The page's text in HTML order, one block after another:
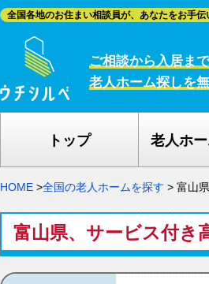
全国各地のお住まい相談員が、あなたをお手伝
ご相談から入居ま
老人ホーム探しを
トップ 老人ホ
HOME >全国の老人ホームを探す > 富山県
富山県、サービス付き